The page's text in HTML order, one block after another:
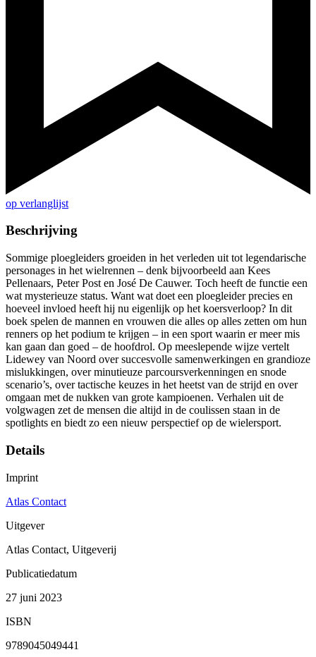
op verlanglijst
Beschrijving
Sommige ploegleiders groeiden in het verleden uit tot legendarische
personages in het wielrennen – denk bijvoorbeeld aan Kees
Pellenaars, Peter Post en José De Cauwer. Toch heeft de functie een
wat mysterieuze status. Want wat doet een ploegleider precies en
hoeveel invloed heeft hij nu eigenlijk op het koersverloop? In dit
boek spelen de mannen en vrouwen die alles op alles zetten om hun
renners op het podium te krijgen – in een sport waarin er meer mis
kan gaan dan goed – de hoofdrol. Op meeslepende wijze vertelt
Lidewey van Noord over succesvolle samenwerkingen en grandioze
mislukkingen, over minutieuze parcoursverkenningen en snode
scenario’s, over tactische keuzes in het heetst van de strijd en over
omgaan met de nukken van grote kampioenen. Verhalen uit de
volgwagen zet de mensen die altijd in de coulissen staan in de
spotlights en biedt zo een nieuw perspectief op de wielersport.
Details
Imprint
Atlas Contact
Uitgever
Atlas Contact, Uitgeverij
Publicatiedatum
27 juni 2023
ISBN
9789045049441